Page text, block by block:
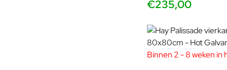
€235,00
Binnen 2 - 8 weken in